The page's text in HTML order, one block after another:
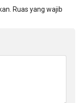
Ruas yang wajib